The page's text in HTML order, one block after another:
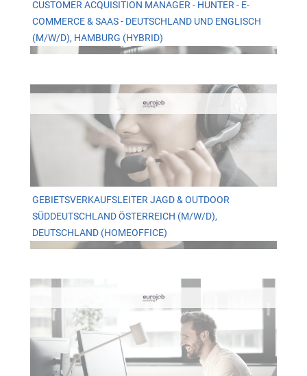
CUSTOMER ACQUISITION MANAGER - HUNTER - E-
COMMERCE & SAAS - DEUTSCHLAND UND ENGLISCH
(M/W/D), HAMBURG (HYBRID)
GEBIETSVERKAUFSLEITER JAGD & OUTDOOR
SÜDDEUTSCHLAND ÖSTERREICH (M/W/D),
DEUTSCHLAND (HOMEOFFICE)